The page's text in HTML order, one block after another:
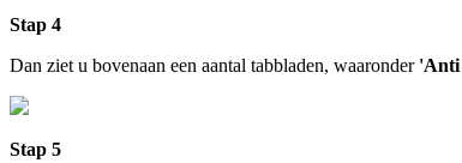
Stap 4
Dan ziet u bovenaan een aantal tabbladen, waaronder 'Anti
Stap 5